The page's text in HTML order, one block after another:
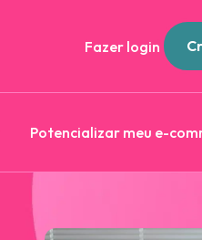
Fazer login
Potencializar meu e-